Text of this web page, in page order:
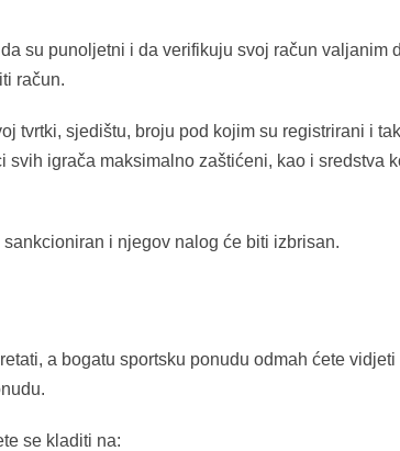
su punoljetni i da verifikuju svoj račun valjanim
račun.
tvrtki, sjedištu, broju pod kojim su registrirani i
igrača maksimalno zaštićeni, kao i sredstva
i njegov nalog će biti izbrisan.
a bogatu sportsku ponudu odmah ćete
se kladiti na: